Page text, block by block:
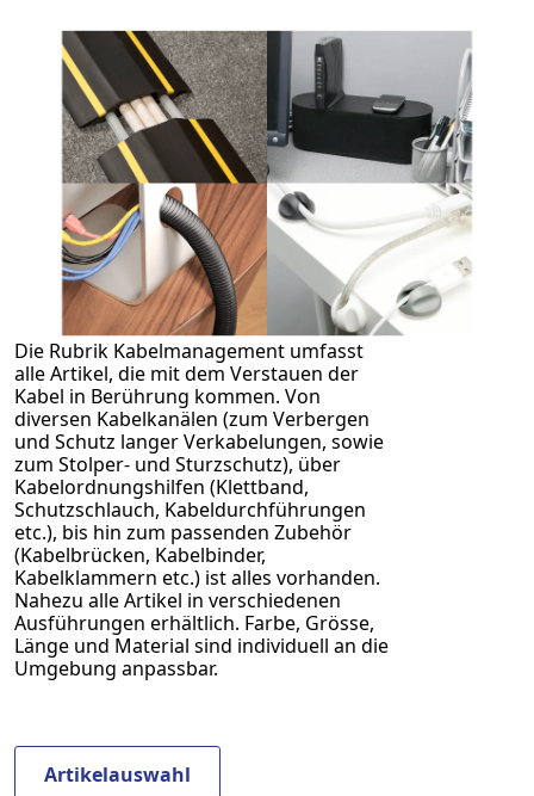
Die Rubrik Kabelmanagement umfasst
alle Artikel, die mit dem Verstauen der
Kabel in Berührung kommen. Von
diversen Kabelkanälen (zum Verbergen
und Schutz langer Verkabelungen, sowie
zum Stolper- und Sturzschutz), über
Kabelordnungshilfen (Klettband,
Schutzschlauch, Kabeldurchführungen
etc.), bis hin zum passenden Zubehör
(Kabelbrücken, Kabelbinder,
Kabelklammern etc.) ist alles vorhanden.
Nahezu alle Artikel in verschiedenen
Ausführungen erhältlich. Farbe, Grösse,
Länge und Material sind individuell an die
Umgebung anpassbar.
Artikelauswahl